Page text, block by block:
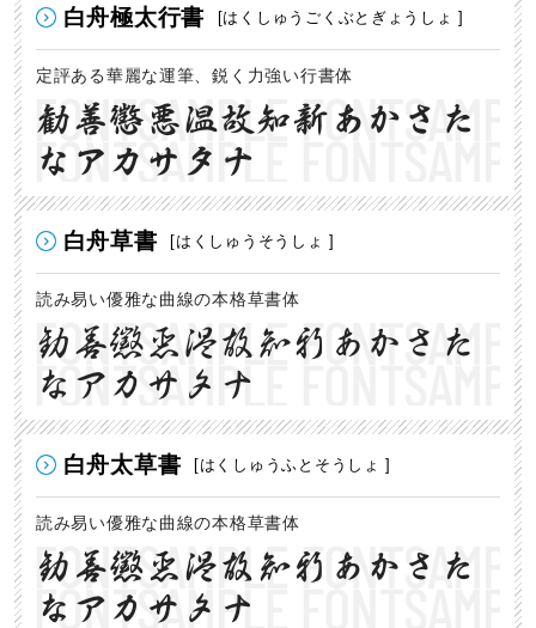
白舟極太行書 [はくしゅうごくぶとぎょうしょ ]
定評ある華麗な運筆、鋭く力強い行書体
勧善懲悪温故知新あかさた
なアカサタナ
白舟草書 [はくしゅうそうしょ ]
読み易い優雅な曲線の本格草書体
勧善懲悪温故知新あかさた
なアカサタナ
白舟太草書 [はくしゅうふとそうしょ ]
読み易い優雅な曲線の本格草書体
勧善懲悪温故知新あかさた
なアカサタナ